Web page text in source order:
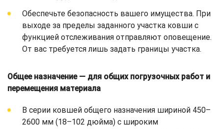
Обеспечьте безопасность вашего имущества. При
выходе за пределы заданного участка ковши с
функцией отслеживания отправляют оповещение.
От вас требуется лишь задать границы участка.
Общее назначение — для общих погрузочных работ и
перемещения материала
В серии ковшей общего назначения шириной 450–
2600 мм (18–102 дюйма) с широким